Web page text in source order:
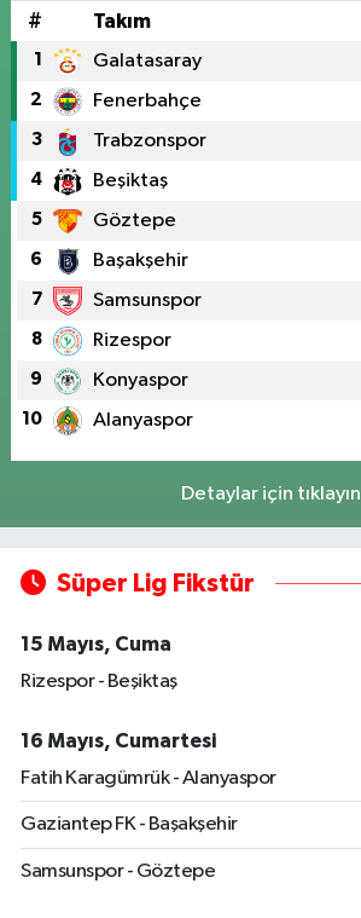
# Takım
1 Galatasaray
2 Fenerbahçe
3 Trabzonspor
4 Beşiktaş
5 Göztepe
6 Başakşehir
7 Samsunspor
8 Rizespor
9 Konyaspor
10 Alanyaspor
Detaylar için tıklayın
Süper Lig Fikstür
15 Mayıs, Cuma
Rizespor - Beşiktaş
16 Mayıs, Cumartesi
Fatih Karagümrük - Alanyaspor
Gaziantep FK - Başakşehir
Samsunspor - Göztepe